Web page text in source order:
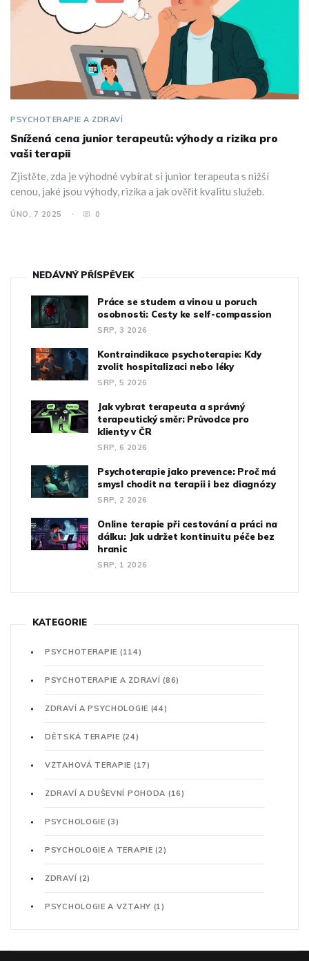
PSYCHOTERAPIE A ZDRAVÍ
Snížená cena junior terapeutů: výhody a rizika pro
vaši terapii
Zjistěte, zda je výhodné vybírat si junior terapeuta s nižší
cenou, jaké jsou výhody, rizika a jak ověřit kvalitu služeb.
ÚNO, 7 2025 0
NEDÁVNÝ PŘÍSPĚVEK
Práce se studem a vinou u poruch
osobnosti: Cesty ke self-compassion
SRP, 3 2026
Kontraindikace psychoterapie: Kdy
zvolit hospitalizaci nebo léky
SRP, 5 2026
Jak vybrat terapeuta a správný
terapeutický směr: Průvodce pro
klienty v ČR
SRP, 6 2026
Psychoterapie jako prevence: Proč má
smysl chodit na terapii i bez diagnózy
SRP, 2 2026
Online terapie při cestování a práci na
dálku: Jak udržet kontinuitu péče bez
hranic
SRP, 1 2026
KATEGORIE
PSYCHOTERAPIE (114)
PSYCHOTERAPIE A ZDRAVÍ(86)
ZDRAVÍ A PSYCHOLOGIE (44)
DĚTSKÁ TERAPIE (24)
VZTAHOVÁ TERAPIE (17)
ZDRAVÍ A DUŠEVNÍ POHODA (16)
PSYCHOLOGIE(3)
PSYCHOLOGIE A TERAPIE(2)
ZDRAVÍ (2)
PSYCHOLOGIE A VZTAHY (1)